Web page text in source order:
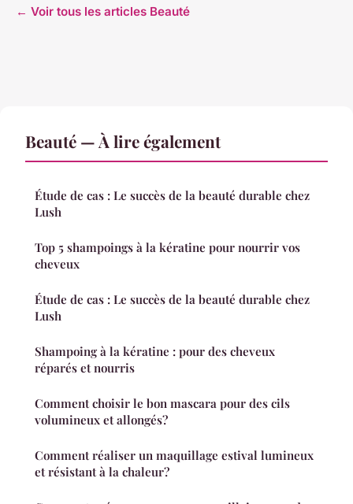
← Voir tous les articles Beauté
Beauté — À lire également
Étude de cas : Le succès de la beauté durable chez
Lush
Top 5 shampoings à la kératine pour nourrir vos
cheveux
Étude de cas : Le succès de la beauté durable chez
Lush
Shampoing à la kératine : pour des cheveux
réparés et nourris
Comment choisir le bon mascara pour des cils
volumineux et allongés?
Comment réaliser un maquillage estival lumineux
et résistant à la chaleur?